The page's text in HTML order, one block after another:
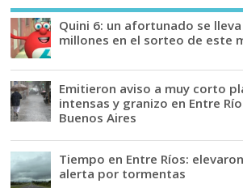
Quini 6: un afortunado se
millones en el sorteo de este
Emitieron aviso a muy corto
intensas y granizo en Entre
Buenos Aires
Tiempo en Entre Ríos:
alerta por tormentas